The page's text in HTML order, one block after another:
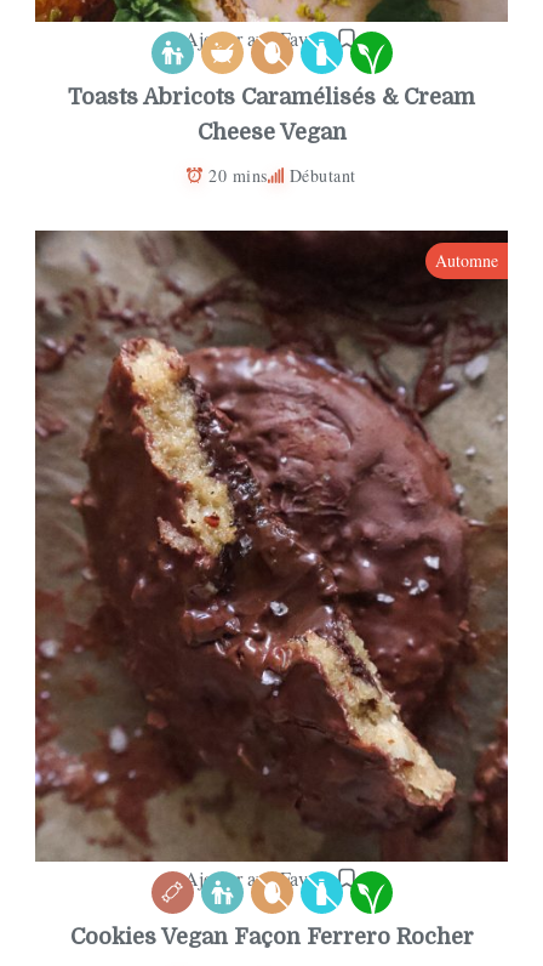
Ajouter aux Favoris
Toasts Abricots Caramélisés & Cream
Cheese Vegan
20 mins Débutant
Ajouter aux Favoris
Automne
Cookies Vegan Façon Ferrero Rocher